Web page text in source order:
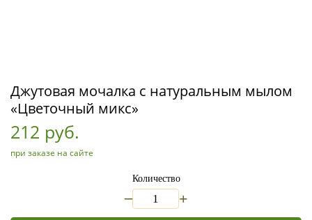
Джутовая мочалка с натуральным мылом
«Цветочный микс»
212 руб.
при заказе на сайте
Количество
+